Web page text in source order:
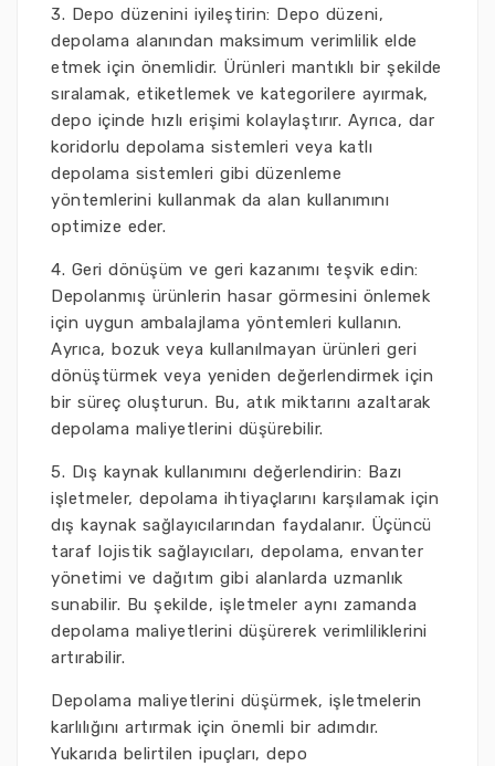
3. Depo düzenini iyileştirin: Depo düzeni,
depolama alanından maksimum verimlilik elde
etmek için önemlidir. Ürünleri mantıklı bir şekilde
sıralamak, etiketlemek ve kategorilere ayırmak,
depo içinde hızlı erişimi kolaylaştırır. Ayrıca, dar
koridorlu depolama sistemleri veya katlı
depolama sistemleri gibi düzenleme
yöntemlerini kullanmak da alan kullanımını
optimize eder.
4. Geri dönüşüm ve geri kazanımı teşvik edin:
Depolanmış ürünlerin hasar görmesini önlemek
için uygun ambalajlama yöntemleri kullanın.
Ayrıca, bozuk veya kullanılmayan ürünleri geri
dönüştürmek veya yeniden değerlendirmek için
bir süreç oluşturun. Bu, atık miktarını azaltarak
depolama maliyetlerini düşürebilir.
5. Dış kaynak kullanımını değerlendirin: Bazı
işletmeler, depolama ihtiyaçlarını karşılamak için
dış kaynak sağlayıcılarından faydalanır. Üçüncü
taraf lojistik sağlayıcıları, depolama, envanter
yönetimi ve dağıtım gibi alanlarda uzmanlık
sunabilir. Bu şekilde, işletmeler aynı zamanda
depolama maliyetlerini düşürerek verimliliklerini
artırabilir.
Depolama maliyetlerini düşürmek, işletmelerin
karlılığını artırmak için önemli bir adımdır.
Yukarıda belirtilen ipuçları, depo